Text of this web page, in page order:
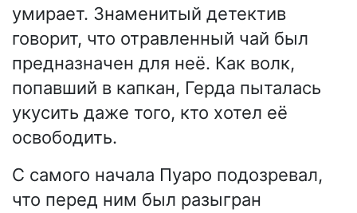
умирает. Знаменитый детектив
говорит, что отравленный чай был
предназначен для неё. Как волк,
попавший в капкан, Герда пыталась
укусить даже того, кто хотел её
освободить.
С самого начала Пуаро подозревал,
что перед ним был разыгран